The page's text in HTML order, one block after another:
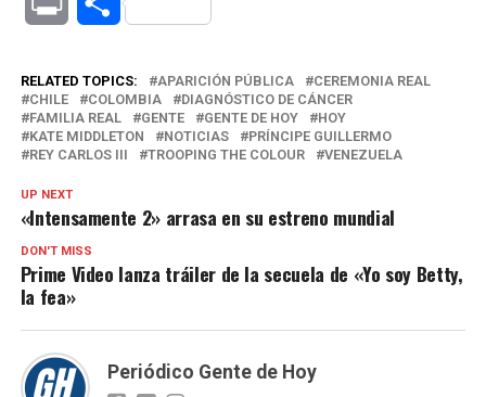
RELATED TOPICS: APARICIÓN PÚBLICA
CEREMONIA REAL
CHILE
COLOMBIA
DIAGNÓSTICO DE CÁNCER
FAMILIA REAL
GENTE GENTE DE HOY
HOY
KATE MIDDLETON
NOTICIAS
PRÍNCIPE GUILLERMO
REY CARLOS III
TROOPING THE COLOUR VENEZUELA
UP NEXT
«Intensamente 2» arrasa en su estreno mundial
DON'T MISS
Prime Video lanza tráiler de la secuela de «Yo soy Betty,
la fea»
Periódico Gente de Hoy